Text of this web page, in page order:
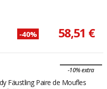
-40% 58,51 €
-10% extra